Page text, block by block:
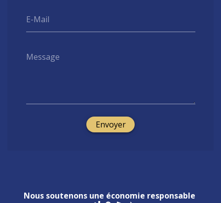
E-Mail
Message
Envoyer
Nous soutenons une économie responsable